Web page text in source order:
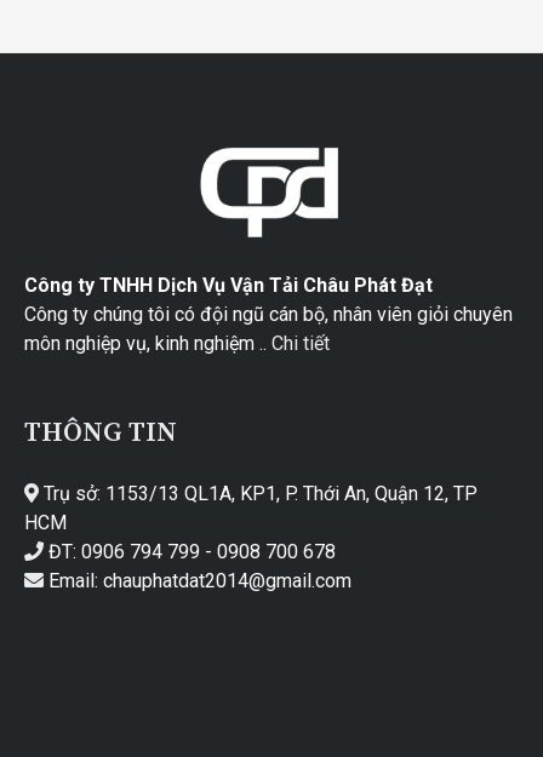
Công ty TNHH Dịch Vụ Vận Tải Châu Phát Đạt
Công ty chúng tôi có đội ngũ cán bộ, nhân viên giỏi chuyên
môn nghiệp vụ, kinh nghiệm .. Chi tiết
THÔNG TIN
Trụ sở: 1153/13 QL1A, KP1, P. Thới An, Quận 12, TP
HCM
ĐT: 0906 794 799 - 0908 700 678
Email: chauphatdat2014@gmail.com